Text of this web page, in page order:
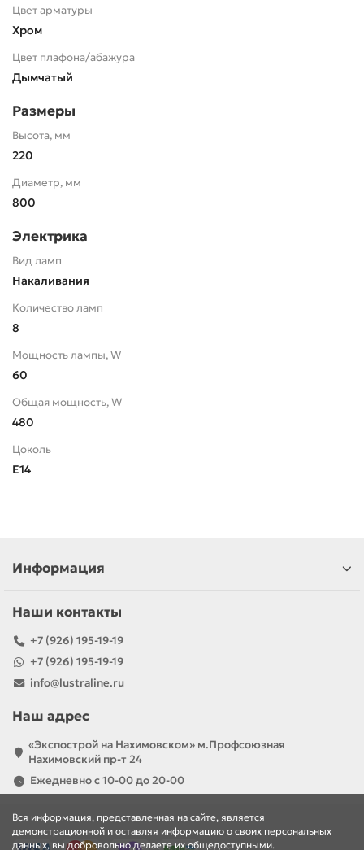
Цвет арматуры
Хром
Цвет плафона/абажура
Дымчатый
Размеры
Высота, мм
220
Диаметр, мм
800
Электрика
Вид ламп
Накаливания
Количество ламп
8
Мощность лампы, W
60
Общая мощность, W
480
Цоколь
E14
Вся информация, представленная на сайте, является
демонстрационной и оставляя информацию о своих персональных
данных, вы добровольно делаете их общедоступными.
Информация
Наши контакты
+7 (926) 195-19-19
+7 (926) 195-19-19
info@lustraline.ru
Наш адрес
«Экспострой на Нахимовском» м.Профсоюзная
Нахимовский пр-т 24
Ежедневно с 10-00 до 20-00